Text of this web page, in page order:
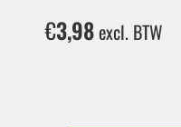
€3,98excl. BTW